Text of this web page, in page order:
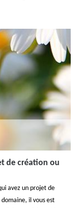
de création ou
avez un projet de
il vous est